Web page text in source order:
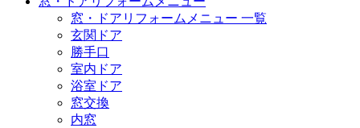
窓・ドアリフォームメニュー 一覧
玄関ドア
勝手口
室内ドア
浴室ドア
窓交換
内窓